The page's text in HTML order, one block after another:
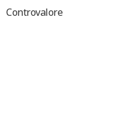
Controvalore